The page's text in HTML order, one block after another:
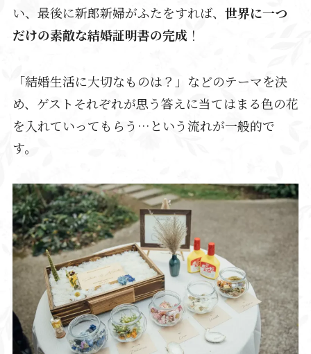
い、最後に新郎新婦がふたをすれば、 世界に一つ
だけの素敵な結婚証明書の完成 ！
「結婚生活に大切なものは？」などのテーマを決
め、ゲストそれぞれが思う答えに当てはまる色の花
を入れていってもらう…という流れが一般的で
す。